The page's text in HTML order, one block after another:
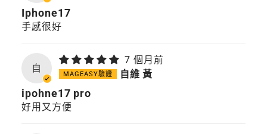
Iphone17
手感很好
自
7 個月前
自維 黃
ipohne17 pro
好用又方便